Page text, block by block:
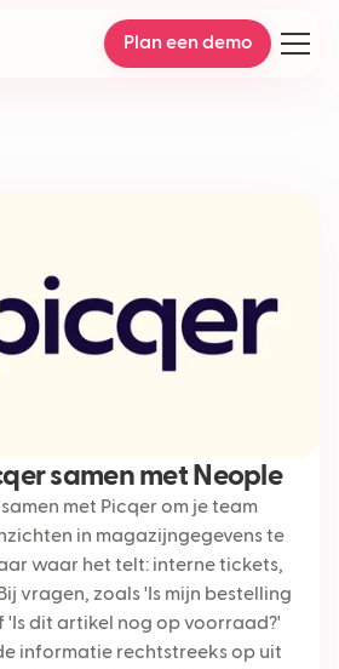
Plan een demo
samen met Neople
met Picqer om je team
in magazijngegevens te
waar het telt: interne tickets,
vragen, zoals 'Is mijn bestelling
'Is dit artikel nog op voorraad?'
informatie rechtstreeks op uit